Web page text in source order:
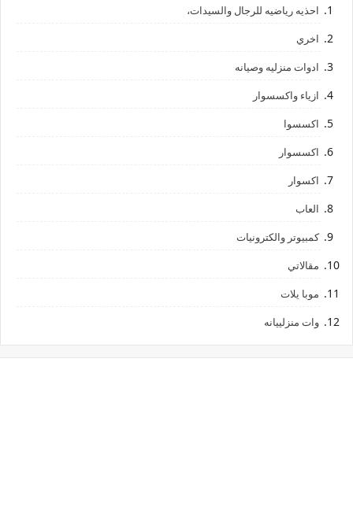
احذيه رياضيه للرجال والسيدات،
اخري
ادوات منزليه وصيانه
ازياء واكسسوار
اكسسوا
اكسسوار
اكسوار
العاب
كمبيوتر والكترونيات
مقالاتي
موبا يلات
وات منزلييانه